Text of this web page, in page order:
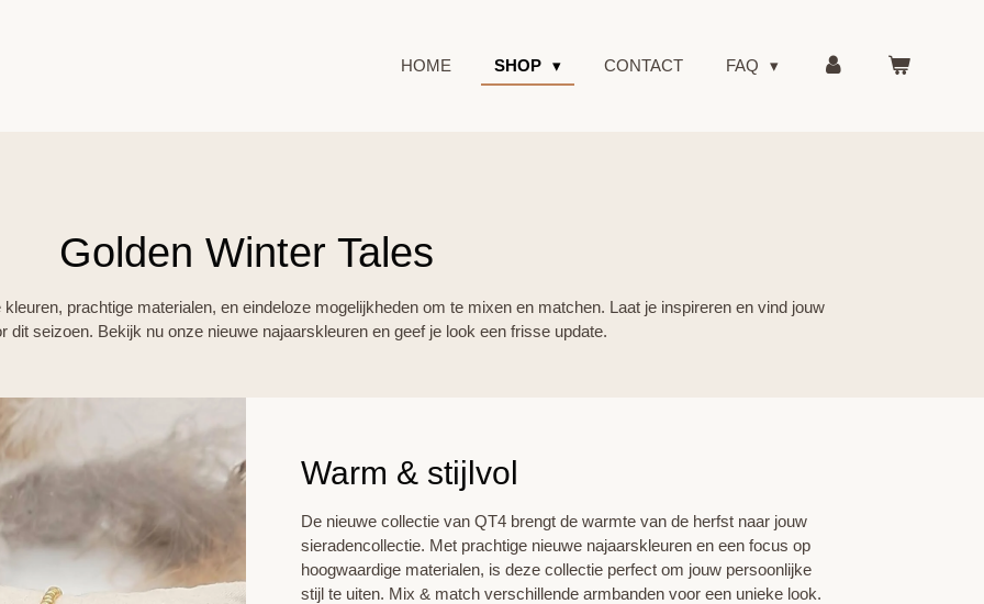
HOME SHOP CONTACT FAQ
Golden Winter Tales
prachtige materialen, en eindeloze mogelijkheden om te mixen en matchen. Laat je inspireren en vind jouw
dit seizoen. Bekijk nu onze nieuwe najaarskleuren en geef je look een frisse update.
Warm & stijlvol
De nieuwe collectie van QT4 brengt de warmte van de herfst naar jouw
sieradencollectie. Met prachtige nieuwe najaarskleuren en een focus op
hoogwaardige materialen, is deze collectie perfect om jouw persoonlijke
stijl te uiten. Mix & match verschillende armbanden voor een unieke look.